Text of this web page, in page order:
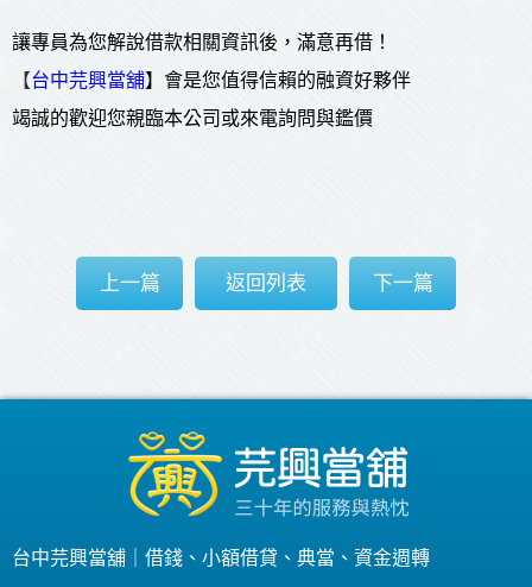
讓專員為您解說借款相關資訊後，滿意再借！
【台中芫興當舖】會是您值得信賴的融資好夥伴
竭誠的歡迎您親臨本公司或來電詢問與鑑價
上一篇 返回列表 下一篇
台中芫興當舖｜ 借錢 、 小額借貸 、 典當 、 資金週轉